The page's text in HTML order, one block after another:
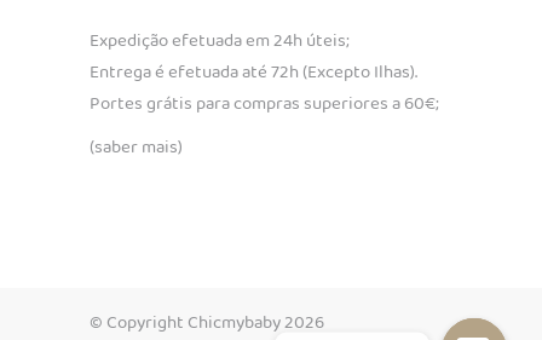
Expedição efetuada em 24h úteis;
Entrega é efetuada até 72h (Excepto Ilhas).
Portes grátis para compras superiores a 60€;
(saber mais)
© Copyright Chicmybaby 2026